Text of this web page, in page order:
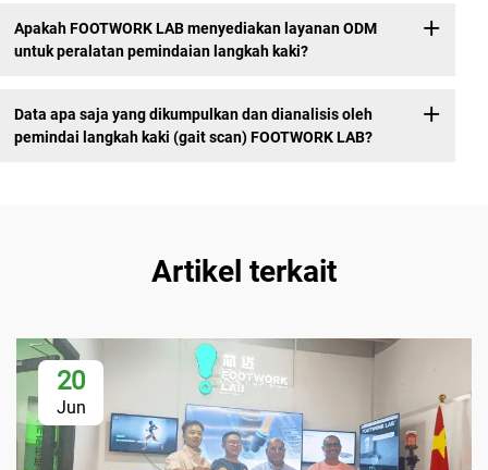
Apakah FOOTWORK LAB menyediakan layanan ODM
untuk peralatan pemindaian langkah kaki?
Data apa saja yang dikumpulkan dan dianalisis oleh
pemindai langkah kaki (gait scan) FOOTWORK LAB?
Artikel terkait
20
Jun